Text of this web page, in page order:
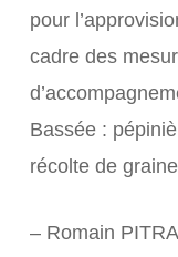
pour
cadre des
Bassée :
récolte de
– Romain